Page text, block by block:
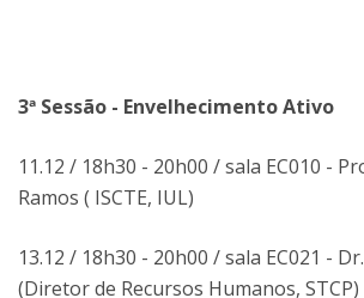
3ª Sessão - Envelhecimento Ativo
11.12 / 18h30 - 20h00 / sala EC010 -
Ramos ( ISCTE, IUL)
13.12 / 18h30 - 20h00 / sala EC021 -
(Diretor de Recursos Humanos, STCP)